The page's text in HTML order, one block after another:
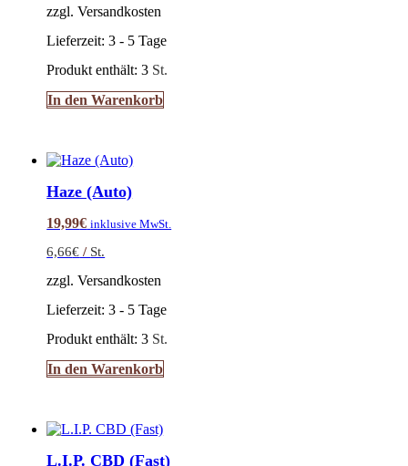
zzgl. Versandkosten
Lieferzeit:3 - 5 Tage
Produkt enthält: 3 St.
In den Warenkorb
Haze (Auto)
19,99€ inklusive MwSt.
6,66€ / St.
zzgl. Versandkosten
Lieferzeit:3 - 5 Tage
Produkt enthält: 3 St.
In den Warenkorb
L.I.P. CBD (Fast)